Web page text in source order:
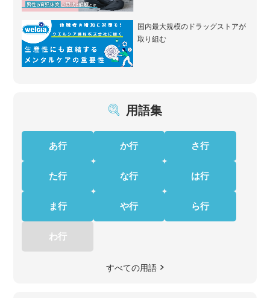
国内最大規模のドラッグストアが
取り組む
用語集
あ行 か行 さ行
た行 な行 は行
ま行 や行 ら行
わ行
すべての用語